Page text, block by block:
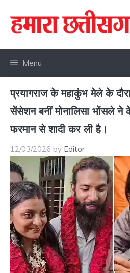
content
Menu
प्रयागराज के महाकुंभ मेले के
सेंसेशन बनीं मोनालिसा भोंसले
फरमान से शादी कर ली है।
12/03/2026 by Editor